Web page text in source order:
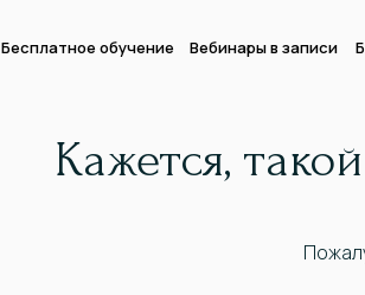
Бесплатное обучение Вебинары в записи
Кажется,